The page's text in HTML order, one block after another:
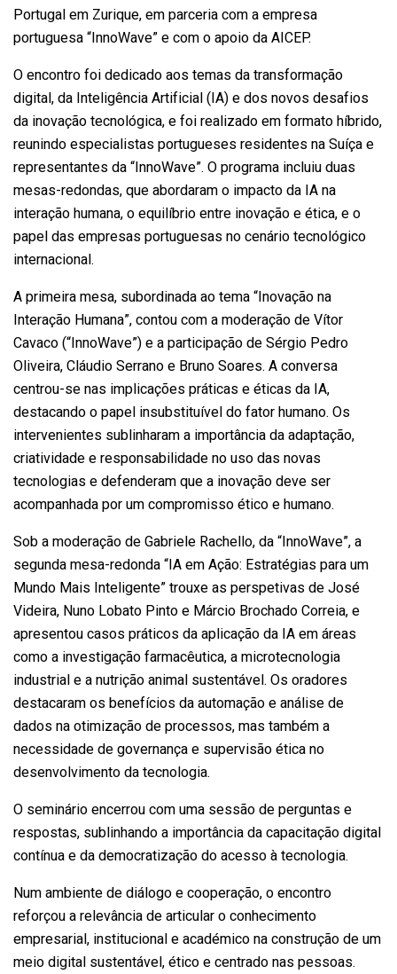
Portugal em Zurique, em parceria com a empresa
portuguesa “InnoWave” e com o apoio da AICEP.
O encontro foi dedicado aos temas da transformação
digital, da Inteligência Artificial (IA) e dos novos desafios
da inovação tecnológica, e foi realizado em formato híbrido,
reunindo especialistas portugueses residentes na Suíça e
representantes da “InnoWave”. O programa incluiu duas
mesas-redondas, que abordaram o impacto da IA na
interação humana, o equilíbrio entre inovação e ética, e o
papel das empresas portuguesas no cenário tecnológico
internacional.
A primeira mesa, subordinada ao tema “Inovação na
Interação Humana”, contou com a moderação de Vítor
Cavaco (“InnoWave”) e a participação de Sérgio Pedro
Oliveira, Cláudio Serrano e Bruno Soares. A conversa
centrou-se nas implicações práticas e éticas da IA,
destacando o papel insubstituível do fator humano. Os
intervenientes sublinharam a importância da adaptação,
criatividade e responsabilidade no uso das novas
tecnologias e defenderam que a inovação deve ser
acompanhada por um compromisso ético e humano.
Sob a moderação de Gabriele Rachello, da “InnoWave”, a
segunda mesa-redonda “IA em Ação: Estratégias para um
Mundo Mais Inteligente” trouxe as perspetivas de José
Videira, Nuno Lobato Pinto e Márcio Brochado Correia, e
apresentou casos práticos da aplicação da IA em áreas
como a investigação farmacêutica, a microtecnologia
industrial e a nutrição animal sustentável. Os oradores
destacaram os benefícios da automação e análise de
dados na otimização de processos, mas também a
necessidade de governança e supervisão ética no
desenvolvimento da tecnologia.
O seminário encerrou com uma sessão de perguntas e
respostas, sublinhando a importância da capacitação digital
contínua e da democratização do acesso à tecnologia.
Num ambiente de diálogo e cooperação, o encontro
reforçou a relevância de articular o conhecimento
empresarial, institucional e académico na construção de um
meio digital sustentável, ético e centrado nas pessoas.